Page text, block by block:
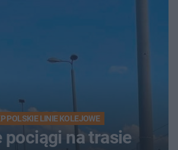
POLSKIE LINIE KOLEJOWE
pociągi na trasie